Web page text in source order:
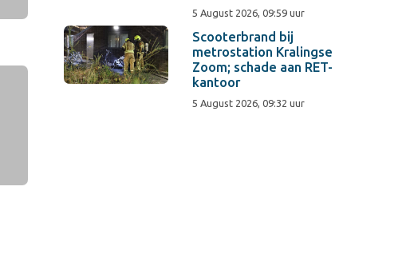
5 August 2026, 09:59 uur
Scooterbrand bij
metrostation Kralingse
Zoom; schade aan RET-
kantoor
5 August 2026, 09:32 uur